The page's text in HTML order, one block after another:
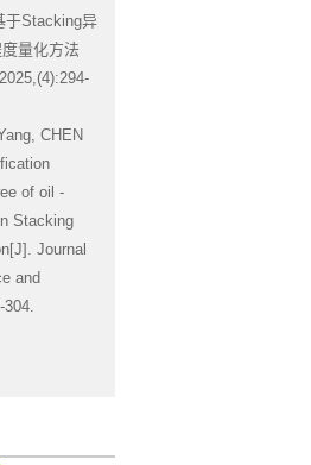
于Stacking异
量化方法
CHEN
of oil -
Stacking
Journal
and
304.